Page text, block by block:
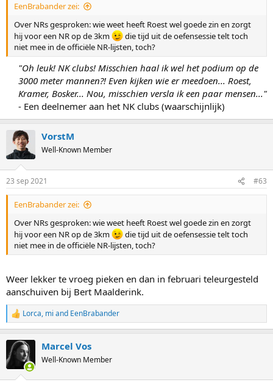
EenBrabander zei:
Over NRs gesproken: wie weet heeft Roest wel goede zin en zorgt
hij voor een NR op de 3km
die tijd uit de oefensessie telt toch
niet mee in de officiële NR-lijsten, toch?
"Oh leuk! NK clubs! Misschien haal ik wel het podium op de
3000 meter mannen?! Even kijken wie er meedoen... Roest,
Kramer, Bosker... Nou, misschien versla ik een paar mensen..."
- Een deelnemer aan het NK clubs (waarschijnlijk)​
VorstM
Well-Known Member
23 sep 2021 #63
EenBrabander zei:
Over NRs gesproken: wie weet heeft Roest wel goede zin en zorgt
hij voor een NR op de 3km
die tijd uit de oefensessie telt toch
niet mee in de officiële NR-lijsten, toch?
Weer lekker te vroeg pieken en dan in februari teleurgesteld
aanschuiven bij Bert Maalderink.
R
e
c
t
Lorca, mi and EenBrabander
Marcel Vos
Well-Known Member